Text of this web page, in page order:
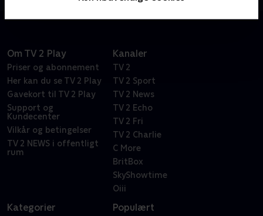
Om TV 2 Play
Priser og abonnement
Her kan du se TV 2 Play
Gavekort til TV 2 Play
Support og
Kundecenter
Vilkår og betingelser
TV 2 NEWS i offentligt
rum
Kanaler
TV 2
TV 2 Sport
TV 2 News
TV 2 Echo
TV 2 Fri
TV 2 Charlie
C More
BritBox
SkyShowtime
Oiii
Kategorier Populært